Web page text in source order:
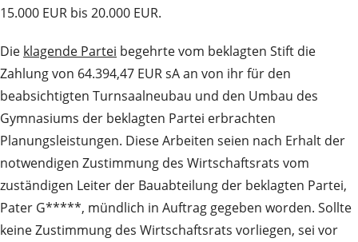
15.000 EUR bis 20.000 EUR.
Die klagende Partei begehrte vom beklagten Stift die
Zahlung von 64.394,47 EUR sA an von ihr für den
beabsichtigten Turnsaalneubau und den Umbau des
Gymnasiums der beklagten Partei erbrachten
Planungsleistungen. Diese Arbeiten seien nach Erhalt der
notwendigen Zustimmung des Wirtschaftsrats vom
zuständigen Leiter der Bauabteilung der beklagten Partei,
Pater G*****, mündlich in Auftrag gegeben worden. Sollte
keine Zustimmung des Wirtschaftsrats vorliegen, sei vor